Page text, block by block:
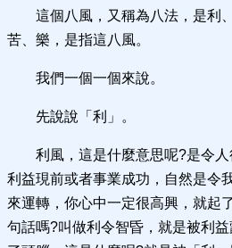
這個八風，又稱為八法，是利
苦、樂，是指這八風。
我們一個一個來說。
先說說「利」。
利風，這是什麼意思呢?是令
利益現前或者事業成功，自然是令
來運轉，你心中一定很高興，就起
句話嗎?叫做利令智昏，就是被利